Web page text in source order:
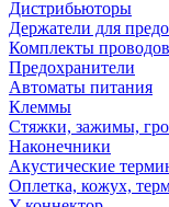
Дистрибьюторы
Держатели для
Комплекты проводов
Предохранители
Автоматы питания
Клеммы
Стяжки, зажимы,
Наконечники
Акустические
Оплетка, кожух,